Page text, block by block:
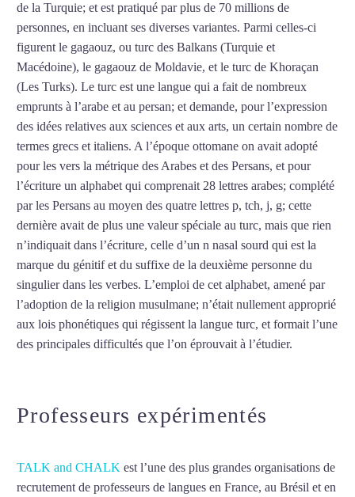
de la Turquie; et est pratiqué par plus de 70 millions de
personnes, en incluant ses diverses variantes. Parmi celles-ci
figurent le gagaouz, ou turc des Balkans (Turquie et
Macédoine), le gagaouz de Moldavie, et le turc de Khoraçan
(Les Turks). Le turc est une langue qui a fait de nombreux
emprunts à l’arabe et au persan; et demande, pour l’expression
des idées relatives aux sciences et aux arts, un certain nombre de
termes grecs et italiens. A l’époque ottomane on avait adopté
pour les vers la métrique des Arabes et des Persans, et pour
l’écriture un alphabet qui comprenait 28 lettres arabes; complété
par les Persans au moyen des quatre lettres p, tch, j, g; cette
dernière avait de plus une valeur spéciale au turc, mais que rien
n’indiquait dans l’écriture, celle d’un n nasal sourd qui est la
marque du génitif et du suffixe de la deuxième personne du
singulier dans les verbes. L’emploi de cet alphabet, amené par
l’adoption de la religion musulmane; n’était nullement approprié
aux lois phonétiques qui régissent la langue turc, et formait l’une
des principales difficultés que l’on éprouvait à l’étudier.
Professeurs expérimentés
TALK and CHALK est l’une des plus grandes organisations de
recrutement de professeurs de langues en France, au Brésil et en